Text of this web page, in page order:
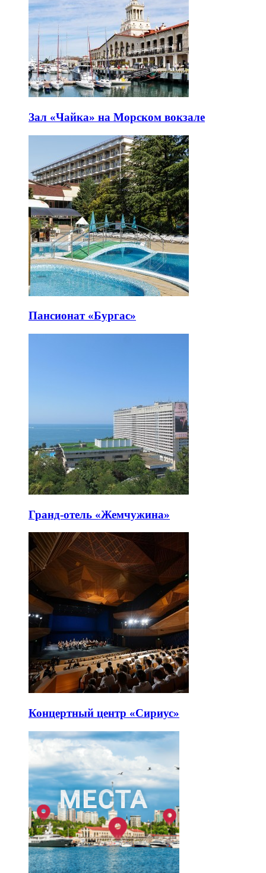
Зал «Чайка» на Морском вокзале
Пансионат «Бургас»
Гранд-отель «Жемчужина»
Концертный центр «Сириус»